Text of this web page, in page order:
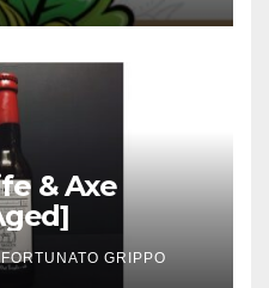
& Axe
FORTUNATO GRIPPO